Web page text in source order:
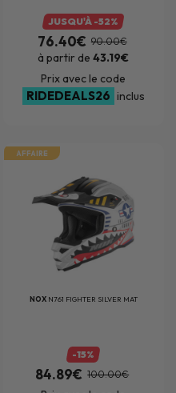
JUSQU'À -52%
76.40€ 90.00€
à partir de43.19€
Prix avec le code
RIDEDEALS26 inclus
AFFAIRE
NOX N761 FIGHTER SILVER MAT
-15%
84.89€ 100.00€